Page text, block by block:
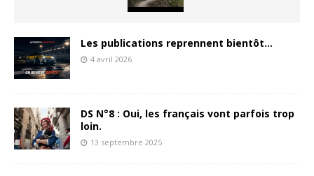
Les publications reprennent bientôt…
4 avril 2026
DS N°8 : Oui, les français vont parfois trop
loin.
13 septembre 2025